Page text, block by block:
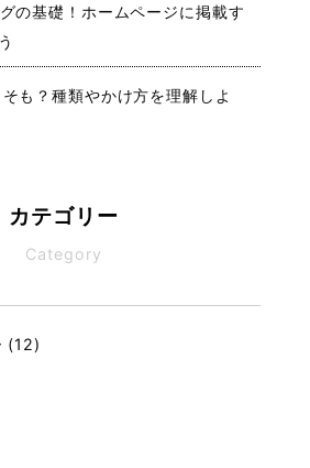
の基礎！ホームページに掲載す
も？種類やかけ方を理解しよ
カテゴリー
Category
(12)